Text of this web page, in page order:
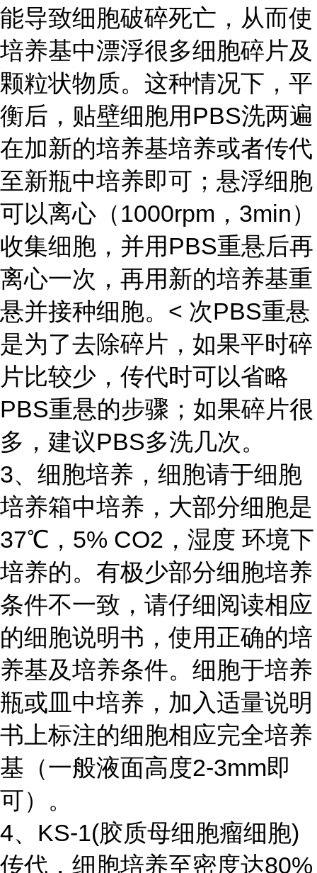
能导致细胞破碎死亡，从而使
培养基中漂浮很多细胞碎片及
颗粒状物质。这种情况下，平
衡后，贴壁细胞用PBS洗两遍
在加新的培养基培养或者传代
至新瓶中培养即可；悬浮细胞
可以离心（1000rpm，3min）
收集细胞，并用PBS重悬后再
离心一次，再用新的培养基重
悬并接种细胞。< 次PBS重悬
是为了去除碎片，如果平时碎
片比较少，传代时可以省略
PBS重悬的步骤；如果碎片很
多，建议PBS多洗几次。
3、细胞培养，细胞请于细胞
培养箱中培养，大部分细胞是
37℃，5% CO2，湿度 环境下
培养的。有极少部分细胞培养
条件不一致，请仔细阅读相应
的细胞说明书，使用正确的培
养基及培养条件。细胞于培养
瓶或皿中培养，加入适量说明
书上标注的细胞相应完全培养
基（一般液面高度2-3mm即
可）。
4、KS-1(胶质母细胞瘤细胞)
传代，细胞培养至密度达80%